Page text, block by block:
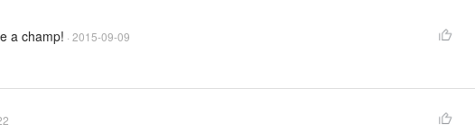
a champ! · 2015-09-09